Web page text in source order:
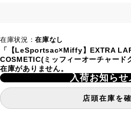
在庫状況：在庫なし
「【LeSportsac×Miffy】EXTRA
COSMETIC(ミッフィーオーチャード
在庫がありません。
入荷お知ら
店頭在庫を